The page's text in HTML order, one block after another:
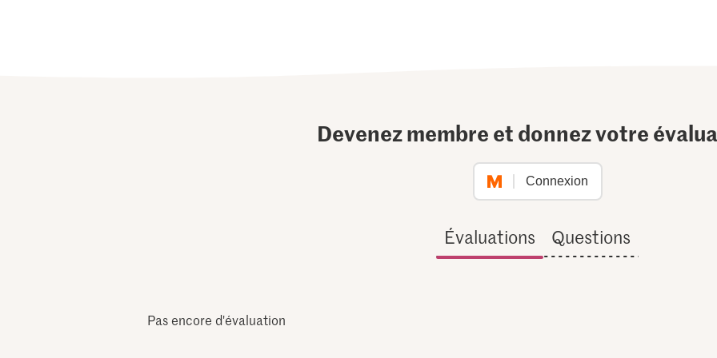
Devenez membre et donnez votre
Connexion
Évaluations Questions
Pas encore d'évaluation